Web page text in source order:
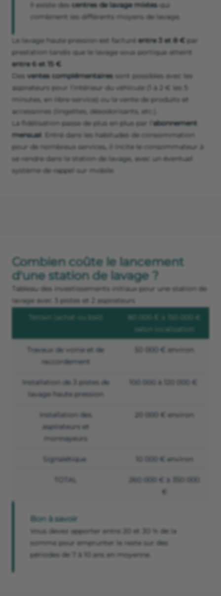
Il existe des centres de lavage mixtes qui
combinent les différents moyens de lavage.
Le lavage haute pression est facturé entre 3 et 8 € par
prestation tandis que le lavage sous portique atteint
entre 6 et 15 €
Des ventes complémentaires sont possibles avec les
aspirateurs pour l’intérieur du véhicule (1 à 2 € les 5
minutes, en libre-service) ou la vente de produits et
accessoires (lingettes, désodorisants, etc.).
La fidélisation passe de plus en plus par l’ abonnement
mensuel . Entré dans les habitudes de consommation
pour de nombreux services, il incite le consommateur à
se rendre dans la station de lavage, avec un éventuel
système de rappel sur mobile.
Combien coûte le lancement
d'une station de lavage ?
Tableau des investissements initiaux pour une station de
lavage avec 3 pistes et 2 aspirateurs
Terrain (achat ou bail)
80 000 € à 150 000 €
selon localisation
Travaux de voirie et de
raccordement
50 000 € environ
Installation de 3 pistes de
lavage haute pression
100 000 à 120 000 €
Installation des
aspirateurs et
monnayeurs
20 000 € environ
Signalétique 10 000 € environ
TOTAL
260 000 € à 350 000
€
Bon à savoir
Vous devez apporter entre 20 et 30 % de la
somme pour emprunter le reste sur des
périodes de 7 à 10 ans en moyenne.